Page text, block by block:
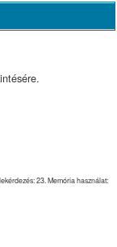
23. Memória használat: